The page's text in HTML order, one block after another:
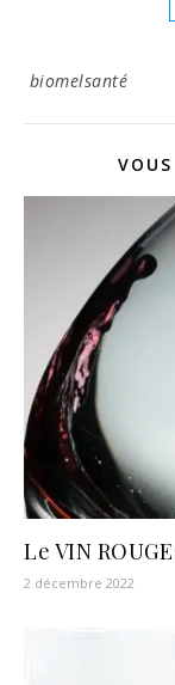
biomelsanté
Le VIN
2 décembre 2022